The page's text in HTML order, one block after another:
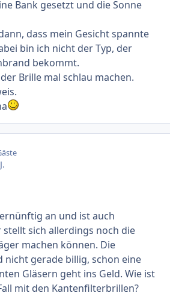
Bank gesetzt und die Sonne
dass mein Gesicht spannte
bin ich nicht der Typ, der
bekommt.
Brille mal schlau machen.
an und ist auch
stellt sich allerdings noch die
machen können. Die
nicht gerade billig, schon eine
Gläsern geht ins Geld. Wie ist
mit den Kantenfilterbrillen?